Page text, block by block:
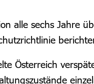
alle sechs
Österreich